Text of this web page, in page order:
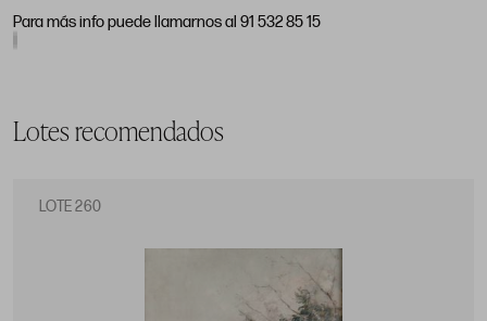
Para más info puede llamarnos al 91 532 85 15
Lotes recomendados
LOTE 260